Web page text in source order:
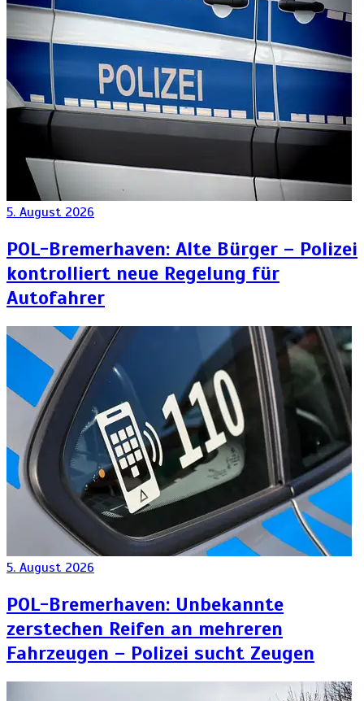
5. August 2026
POL-Bremerhaven: Alte Bürger – Polizei
kontrolliert neue Regelung für
Autofahrer
5. August 2026
POL-Bremerhaven: Unbekannte
zerstechen Reifen an mehreren
Fahrzeugen – Polizei sucht Zeugen